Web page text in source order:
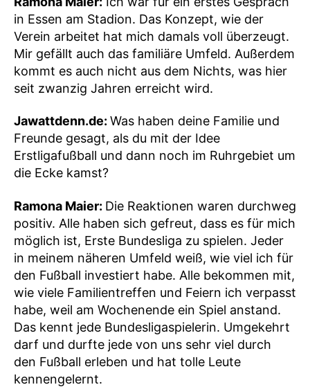
in Essen am Stadion. Das Konzept, wie der
Verein arbeitet hat mich damals voll überzeugt.
Mir gefällt auch das familiäre Umfeld. Außerdem
kommt es auch nicht aus dem Nichts, was hier
seit zwanzig Jahren erreicht wird.
Jawattdenn.de: Was haben deine Familie und
Freunde gesagt, als du mit der Idee
Erstligafußball und dann noch im Ruhrgebiet um
die Ecke kamst?
Ramona Maier: Die Reaktionen waren durchweg
positiv. Alle haben sich gefreut, dass es für mich
möglich ist, Erste Bundesliga zu spielen. Jeder
in meinem näheren Umfeld weiß, wie viel ich für
den Fußball investiert habe. Alle bekommen mit,
wie viele Familientreffen und Feiern ich verpasst
habe, weil am Wochenende ein Spiel anstand.
Das kennt jede Bundesligaspielerin. Umgekehrt
darf und durfte jede von uns sehr viel durch
den Fußball erleben und hat tolle Leute
kennengelernt.